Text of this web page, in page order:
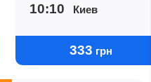
10:10 Киев
333 грн